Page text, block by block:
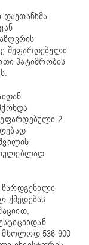
შეფარდებული
პატიმრობის
2
წარდგენილი
ქმედებას
536 900